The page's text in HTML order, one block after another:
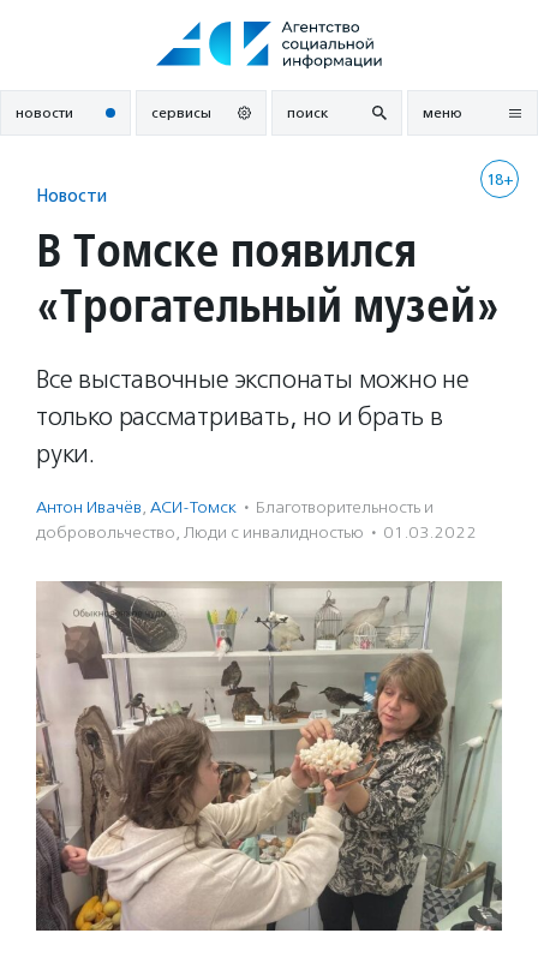
новости сервисы поиск меню
18+
Новости
В Томске появился
«Трогательный музей»
Все выставочные экспонаты можно не
только рассматривать, но и брать в
руки.
Антон Ивачёв, АСИ-Томск · Благотвори­тель­ность и
доброволь­чест­во, Люди с инвалидностью · 01.03.2022